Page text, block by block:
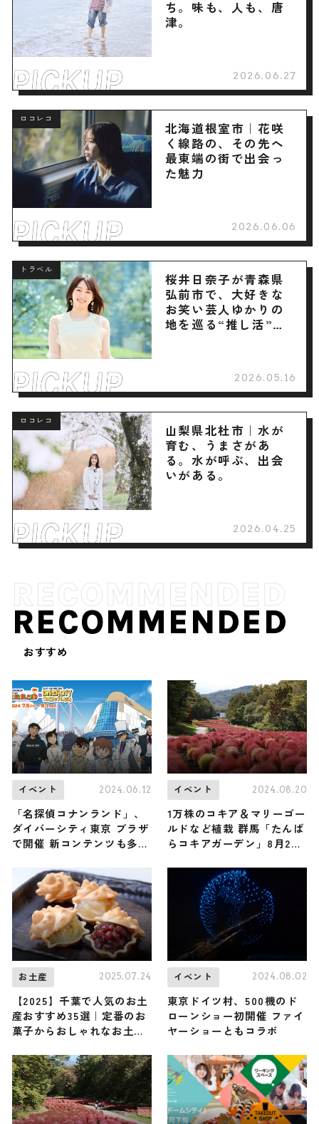
ち。味も、人も、唐
津。
2026.06.27
ロコレコ
北海道根室市｜花咲
く線路の、その先へ
最東端の街で出会っ
た魅力
2026.06.06
トラベル
桜井日奈子が青森県
弘前市で、大好きな
お笑い芸人ゆかりの
地を巡る“推し活”旅
2026.05.16
ロコレコ
山梨県北杜市｜水が
育む、うまさがあ
る。水が呼ぶ、出会
いがある。
2026.04.25
RECOMMENDED
おすすめ
イベント 2024.06.12
「名探偵コナンランド」、
ダイバーシティ東京 プラザ
で開催 新コンテンツも多数
イベント 2024.08.20
1万株のコキア＆マリーゴー
ルドなど植栽 群馬「たんば
らコキアガーデン」8月26
お土産 2025.07.24
【2025】千葉で人気のお土
産おすすめ35選｜定番のお
菓子からおしゃれなお土
イベント 2024.08.02
東京ドイツ村、500機のド
ローンショー初開催 ファイ
ヤーショーともコラボ